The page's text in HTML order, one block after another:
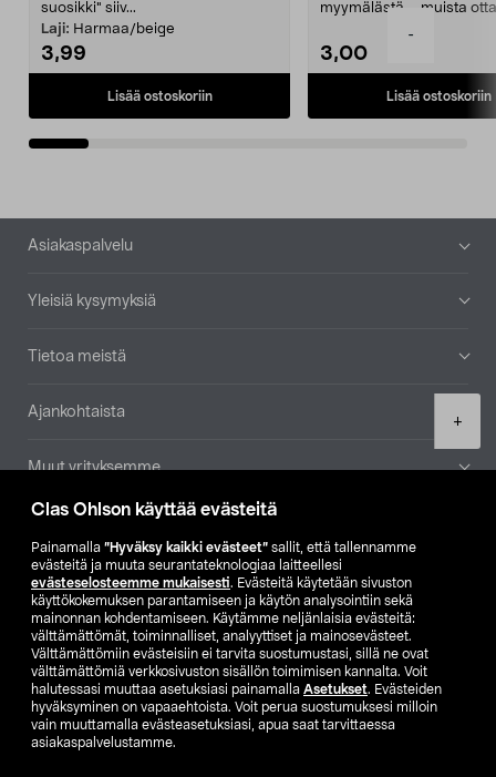
Clas Ohlson käyttää evästeitä
Painamalla ”Hyväksy kaikki evästeet” sallit, että tallennamme
evästeitä ja muuta seurantateknologiaa laitteellesi
evästeselosteemme mukaisesti. Evästeitä käytetään sivuston
käyttökokemuksen parantamiseen ja käytön analysointiin sekä
mainonnan kohdentamiseen. Käytämme neljänlaisia evästeitä:
välttämättömät, toiminnalliset, analyyttiset ja mainosevästeet.
Välttämättömiin evästeisiin ei tarvita suostumustasi, sillä ne ovat
välttämättömiä verkkosivuston sisällön toimimisen kannalta. Voit
halutessasi muuttaa asetuksiasi painamalla Asetukset. Evästeiden
hyväksyminen on vapaaehtoista. Voit perua suostumuksesi milloin
vain muuttamalla evästeasetuksiasi, apua saat tarvittaessa
asiakaspalvelustamme.
-
+
suosikki" siiv...
Laji: Harmaa/beige
3,99
Lisää ostoskoriin
myymälästä – muista
3,00
Lisää ostoskoriin
Alatunniste
Asiakaspalvelu
Yleisiä kysymyksiä
Tietoa meistä
Ajankohtaista
Muut yrityksemme
Etsi myymälä
SE NO FI
FI SV